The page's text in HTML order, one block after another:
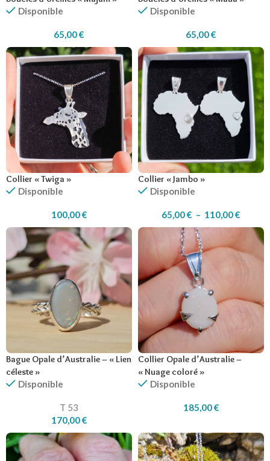
Disponible
65,00€
Disponible
65,00€
Collier « Twiga »
Disponible
100,00€
Collier « Jambo »
Disponible
65,00€ – 110,00€
Bague Opale d’Australie – « Lien
céleste »
Disponible
T 53
170,00€
Collier Opale d’Australie –
« Nuage coloré »
Disponible
185,00€